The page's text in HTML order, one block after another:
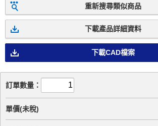
重新搜尋類似商品
下載產品詳細資料
下載CAD檔案
訂單數量：
單價(未稅)